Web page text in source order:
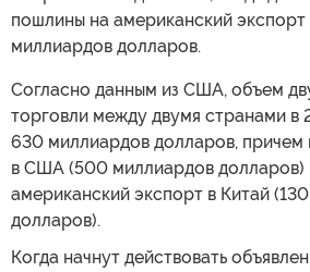
пошлины на американский
миллиардов долларов.
Согласно данным из США, объем
торговли между двумя странами в
630 миллиардов долларов, причем
в США (500 миллиардов долларов)
американский экспорт в Китай
долларов).
Когда начнут действовать